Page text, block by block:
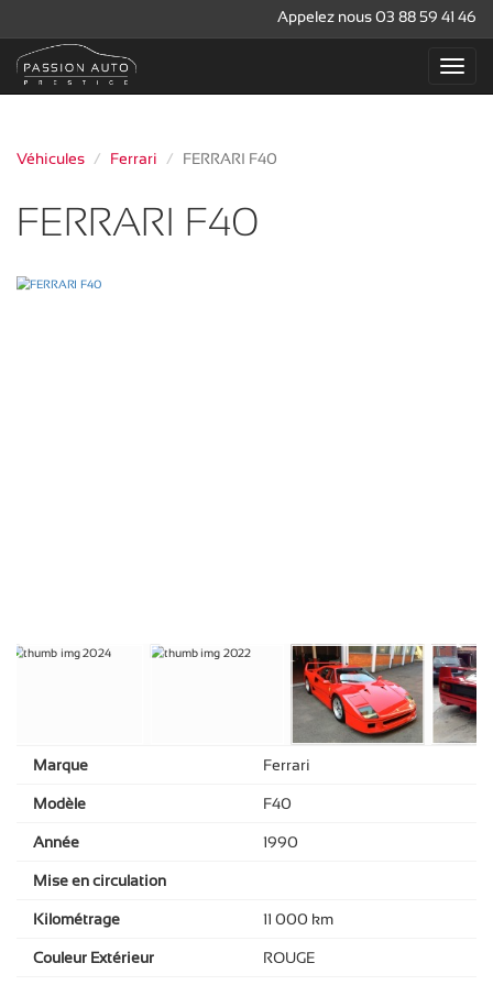
Appelez nous 03 88 59 41 46
Véhicules Ferrari FERRARI F40
FERRARI F40
Marque Ferrari
Modèle F40
Année 1990
Mise en circulation
Kilométrage 11 000 km
Couleur Extérieur ROUGE